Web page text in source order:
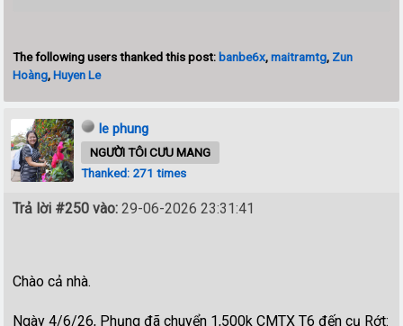
The following users thanked this post: banbe6x,maitramtg, Zun
Hoàng,Huyen Le
le phung
NGƯỜI TÔI CƯU MANG
Thanked: 271 times
Trả lời #250 vào: 29-06-2026 23:31:41
Chào cả nhà.
Ngày 4/6/26, Phụng đã chuyển 1,500k CMTX T6 đến cụ Rớt: